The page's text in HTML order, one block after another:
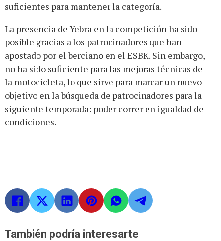
suficientes para mantener la categoría.
La presencia de Yebra en la competición ha sido
posible gracias a los patrocinadores que han
apostado por el berciano en el ESBK. Sin embargo,
no ha sido suficiente para las mejoras técnicas de
la motocicleta, lo que sirve para marcar un nuevo
objetivo en la búsqueda de patrocinadores para la
siguiente temporada: poder correr en igualdad de
condiciones.
También podría interesarte